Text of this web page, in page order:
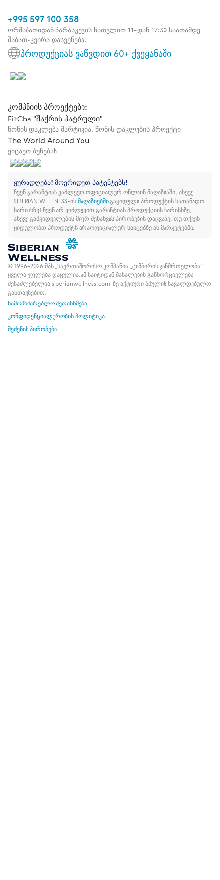
+995 597 100 358
ორშაბათიდან პარასკევის ჩათვლით 11-დან 17:30 საათამდე
შაბათ-კვირა დასვენება.
პროდუქციას ვაწვდით 60+ ქვეყანაში
კომპნიის პროექტები:
FitCha "შაქრის პატრული"
წონის დაკლება მარტივია. წონის დაკლების პროექტი
The World Around You
ვიცავთ ბუნებას
ყურადღება! მოერიდეთ პატენტებს!
ჩვენ გარანტიას ვაძლევთ ოფიციალურ ონლაინ მაღაზიაში, ასევე
SIBERIAN WELLNESS-ისმაღაზიებშიგაყიდული პროდუქტის სათანადო
ხარისხზე! ჩვენ არ ვიძლევით გარანტიას პროდუქციის ხარისხზე,
ასევე გამყიდველების მიერ შენახვის პირობების დაცვაზე, თუ თქვენ
ყიდულობთ პროდუქტს არაოფიციალურ საიტებზე ან მარკეტებში.
© 1996–2026 შპს „საერთაშორისო კომპანია „ციმბირის ჯანმრთელობა“.
ყველა უფლება დაცულია. ამ საიტიდან მასალების განხორციელება
შესაძლებელია siberianwellness.com-ზე აქტიური ბმულის სავალდებულო
განთავსებით.
სამომხმარებლო შეთანხმება
კონფიდენციალურობის პოლიტიკა
შეძენის პირობები